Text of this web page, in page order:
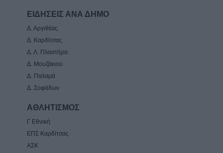
ΕΙΔΗΣΕΙΣ ΑΝΑ ΔΗΜΟ
Δ. Αργιθέας
Δ. Καρδίτσας
Δ. Λ. Πλαστήρα
Δ. Μουζάκιου
Δ. Παλαμά
Δ. Σοφάδων
ΑΘΛΗΤΙΣΜΟΣ
Γ Εθνική
ΕΠΣ Καρδίτσας
ΑΣΚ